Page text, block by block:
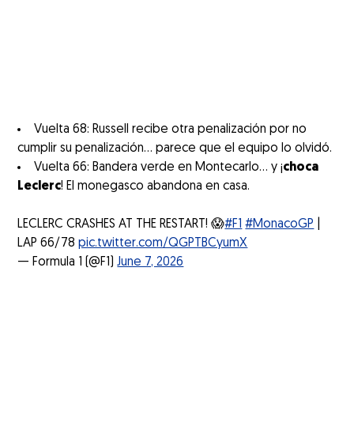
Vuelta 68: Russell recibe otra penalización por no
cumplir su penalización... parece que el equipo lo olvidó.
Vuelta 66: Bandera verde en Montecarlo... y ¡choca
Leclerc! El monegasco abandona en casa.
LECLERC CRASHES AT THE RESTART! 😱#F1 #MonacoGP
LAP 66/78pic.twitter.com/QGPTBCyumX
— Formula 1 (@F1)June 7, 2026